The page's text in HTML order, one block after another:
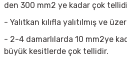
den 300 mm2 ye kadar çok
- Yalıtkan kılıfla yalıtılmış ve
- 2-4 damarlılarda 10 mm2ye
büyük kesitlerde çok tellidir.